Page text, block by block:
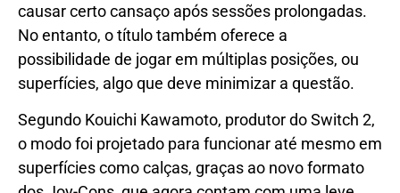
causar certo cansaço após sessões prolongadas.
No entanto, o título também oferece a
possibilidade de jogar em múltiplas posições, ou
superfícies, algo que deve minimizar a questão.
Segundo Kouichi Kawamoto, produtor do Switch 2,
o modo foi projetado para funcionar até mesmo em
superfícies como calças, graças ao novo formato